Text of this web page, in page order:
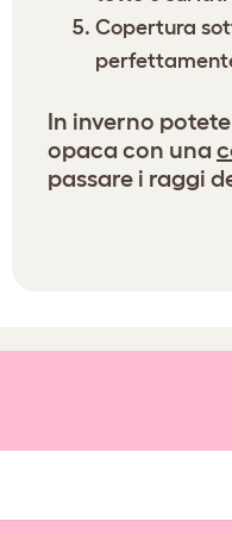
Copertura
In inverno
opaca con una
passare i raggi